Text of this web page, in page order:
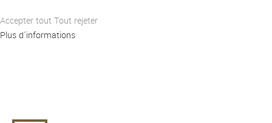
Accepter tout Tout rejeter
Plus d'informations